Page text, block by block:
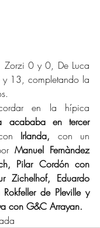
0 y 0, De Luca
13, completando la
en la hípica
acababa en tercer
Irlanda, con un
Manuel Fernàndez
Pilar Cordón con
Zichelhof, Eduardo
de Pleville y
con G&C Arrayan.